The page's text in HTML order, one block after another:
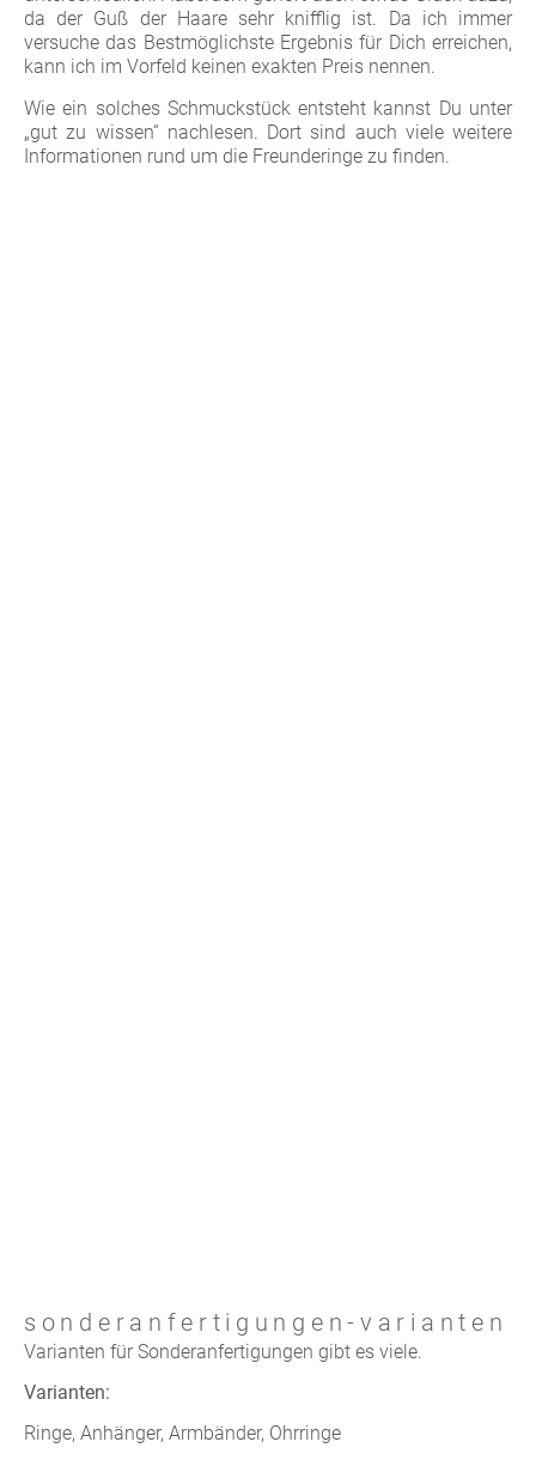
da der Guß der Haare sehr knifflig ist. Da ich immer
versuche das Bestmöglichste Ergebnis für Dich erreichen,
kann ich im Vorfeld keinen exakten Preis nennen.
Wie ein solches Schmuckstück entsteht kannst Du unter
„gut zu wissen“ nachlesen. Dort sind auch viele weitere
Informationen rund um die Freunderinge zu finden.
sonderanfertigungen-varianten
Varianten für Sonderanfertigungen gibt es viele.
Varianten:
Ringe, Anhänger, Armbänder, Ohrringe